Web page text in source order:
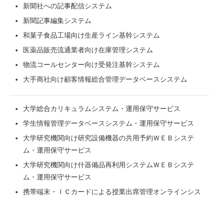
新聞社への記事配信システム
新聞記事編集システム
和菓子食品工場向け生産ライン基幹システム
医薬品販売流通業者向け在庫管理システム
物流コールセンター向け受発注基幹システム
大手商社向け顧客情報総合管理データベースシステム
大学総合カリキュラムシステム・運用保守サービス
学生情報管理データベースシステム・運用保守サービス
大学研究機関向け研究設備機器の共用予約ＷＥＢシステ
ム・運用保守サービス
大学研究機関向け什器備品再利用システムＷＥＢシステ
ム・運用保守サービス
携帯端末・ＩＣカードによる授業出席管理オンラインシス